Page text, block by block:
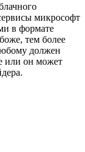
микрософт
в формате
тем более
должен
или он может